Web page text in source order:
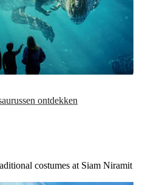
ontdekken
costumes at Siam Niramit